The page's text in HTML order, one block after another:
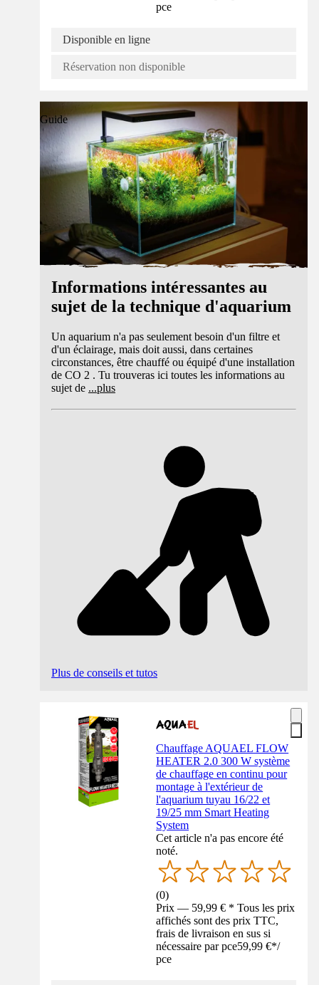
pce
Disponible en ligne
Réservation non disponible
Guide
Informations intéressantes au
sujet de la technique d'aquarium
Un aquarium n'a pas seulement besoin d'un filtre et
d'un éclairage, mais doit aussi, dans certaines
circonstances, être chauffé ou équipé d'une installation
de CO 2 . Tu trouveras ici toutes les informations au
sujet de ...plus
Plus de conseils et tutos
Chauffage AQUAEL FLOW
HEATER 2.0 300 W système
de chauffage en continu pour
montage à l'extérieur de
l'aquarium tuyau 16/22 et
19/25 mm Smart Heating
System
Cet article n'a pas encore été
noté.
(0)
Prix — 59,99 € * Tous les prix
affichés sont des prix TTC,
frais de livraison en sus si
nécessaire par pce59,99 €*/
pce